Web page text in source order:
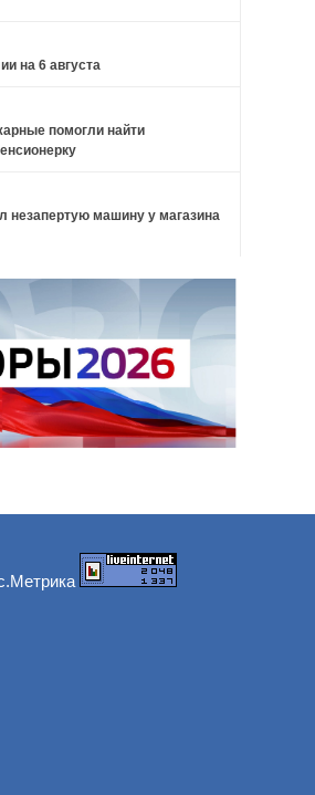
на 6 августа
помогли найти
незапертую машину у магазина